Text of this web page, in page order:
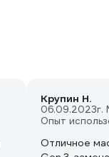
Крупин Н.
06.09.2023г.
Опыт
Отличное